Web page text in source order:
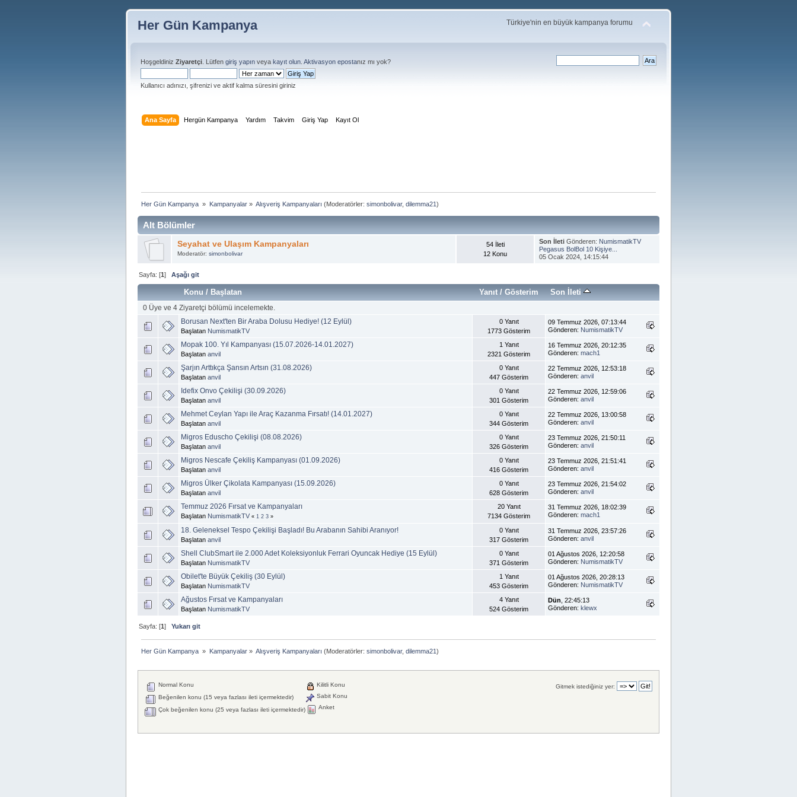
Her Gün Kampanya Türkiye'nin en büyük kampanya forumu
Hoşgeldiniz Ziyaretçi . Lütfen giriş yapın veya kayıt olun Aktivasyon epostanız mı yok?
Kullanıcı adınızı, şifrenizi ve aktif kalma süresini giriniz
Ana Sayfa Hergün Kampanya Yardım Takvim Giriş Yap Kayıt Ol
Her Gün Kampanya » Kampanyalar» Alışveriş Kampanyaları (Moderatörler: simonbolivar, dilemma21)
Alt Bölümler
Seyahat ve Ulaşım Kampanyaları
Moderatör: simonbolivar
54 İleti
12 Konu
Son İleti Gönderen: NumismatikTV
Pegasus BolBol 10 Kişiye...
05 Ocak 2024, 14:15:44
Sayfa: [1]Aşağı git
Konu / Başlatan Yanıt/ Gösterim Son İleti
0 Üye ve 4 Ziyaretçi bölümü incelemekte.
Borusan Next'ten Bir Araba Dolusu Hediye! (12 Eylül)
Başlatan NumismatikTV
0 Yanıt
1773 Gösterim
09 Temmuz 2026, 07:13:44
Gönderen: NumismatikTV
Mopak 100. Yıl Kampanyası (15.07.2026-14.01.2027)
Başlatan anvil
1 Yanıt
2321 Gösterim
16 Temmuz 2026, 20:12:35
Gönderen: mach1
Şarjın Arttıkça Şansın Artsın (31.08.2026)
Başlatan anvil
0 Yanıt
447 Gösterim
22 Temmuz 2026, 12:53:18
Gönderen: anvil
Idefix Onvo Çekilişi (30.09.2026)
Başlatan anvil
0 Yanıt
301 Gösterim
22 Temmuz 2026, 12:59:06
Gönderen: anvil
Mehmet Ceylan Yapı ile Araç Kazanma Fırsatı! (14.01.2027)
Başlatan anvil
0 Yanıt
344 Gösterim
22 Temmuz 2026, 13:00:58
Gönderen: anvil
Migros Eduscho Çekilişi (08.08.2026)
Başlatan anvil
0 Yanıt
326 Gösterim
23 Temmuz 2026, 21:50:11
Gönderen: anvil
Migros Nescafe Çekiliş Kampanyası (01.09.2026)
Başlatan anvil
0 Yanıt
416 Gösterim
23 Temmuz 2026, 21:51:41
Gönderen: anvil
Migros Ülker Çikolata Kampanyası (15.09.2026)
Başlatan anvil
0 Yanıt
628 Gösterim
23 Temmuz 2026, 21:54:02
Gönderen: anvil
Temmuz 2026 Fırsat ve Kampanyaları
Başlatan NumismatikTV « 1 2 3 »
20 Yanıt
7134 Gösterim
31 Temmuz 2026, 18:02:39
Gönderen: mach1
18. Geleneksel Tespo Çekilişi Başladı! Bu Arabanın Sahibi Aranıyor!
Başlatan anvil
0 Yanıt
317 Gösterim
31 Temmuz 2026, 23:57:26
Gönderen: anvil
Shell ClubSmart ile 2.000 Adet Koleksiyonluk Ferrari Oyuncak Hediye (15 Eylül)
Başlatan NumismatikTV
0 Yanıt
371 Gösterim
01 Ağustos 2026, 12:20:58
Gönderen: NumismatikTV
Obilet'te Büyük Çekiliş (30 Eylül)
Başlatan NumismatikTV
1 Yanıt
453 Gösterim
01 Ağustos 2026, 20:28:13
Gönderen: NumismatikTV
Ağustos Fırsat ve Kampanyaları
Başlatan NumismatikTV
4 Yanıt
524 Gösterim
Dün , 22:45:13
Gönderen: klewx
Sayfa: [1]Yukarı git
Her Gün Kampanya » Kampanyalar» Alışveriş Kampanyaları (Moderatörler: simonbolivar, dilemma21)
Gitmek istediğiniz yer:
Normal Konu
Beğenilen konu (15 veya fazlası ileti içermektedir)
Çok beğenilen konu (25 veya fazlası ileti içermektedir)
Kilitli Konu
Sabit Konu
Anket